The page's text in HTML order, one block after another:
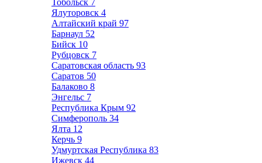
Тобольск 7
Ялуторовск 4
Алтайский край 97
Барнаул 52
Бийск 10
Рубцовск 7
Саратовская область 93
Саратов 50
Балаково 8
Энгельс 7
Республика Крым 92
Симферополь 34
Ялта 12
Керчь 9
Удмуртская Республика 83
Ижевск 44